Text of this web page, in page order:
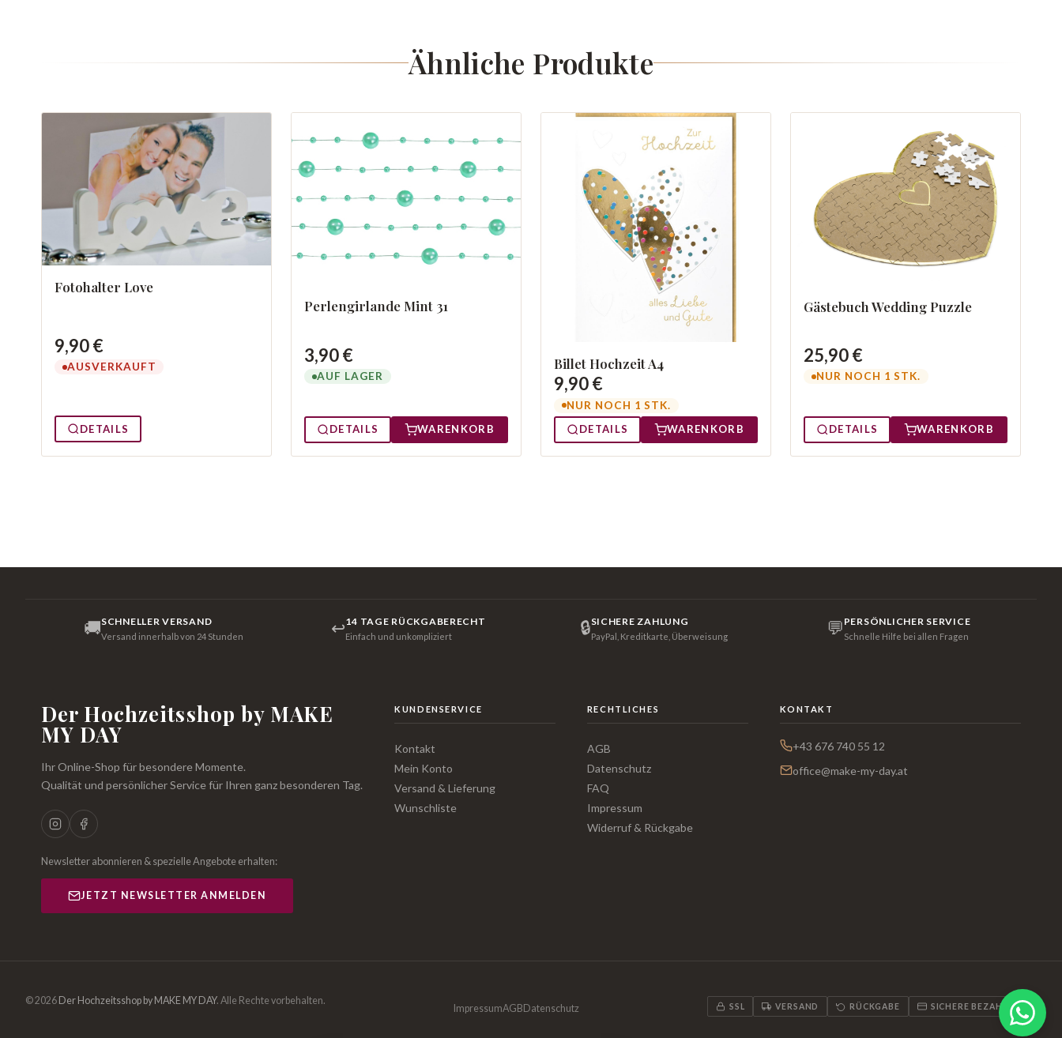
Ähnliche Produkte
Fotohalter Love
9,90 €
AUSVERKAUFT
DETAILS
Perlengirlande Mint 31
3,90 €
AUF LAGER
DETAILS WARENKORB
Billet Hochzeit A4
9,90 €
NUR NOCH 1 STK.
DETAILS
WARENKORB
Gästebuch Wedding Puzzle
25,90 €
NUR NOCH 1 STK.
DETAILS WARENKORB
🚚SCHNELLER VERSAND
Versand innerhalb von 24 Stunden ↩14 TAGE RÜCKGABERECHT
Einfach und unkompliziert 🔒SICHERE ZAHLUNG
PayPal, Kreditkarte, Überweisung 💬 PERSÖNLICHER SERVICE
Schnelle Hilfe bei allen Fragen
Der Hochzeitsshop by MAKE
MY DAY
Ihr Online-Shop für besondere Momente.
Qualität und persönlicher Service für Ihren ganz besonderen Tag.
Newsletter abonnieren & spezielle Angebote erhalten:
JETZT NEWSLETTER ANMELDEN
KUNDENSERVICE
Kontakt
Mein Konto
Versand & Lieferung
Wunschliste
RECHTLICHES
AGB
Datenschutz
FAQ
Impressum
Widerruf & Rückgabe
KONTAKT
+43 676 740 55 12
office@make-my-day.at
© 2026 Der Hochzeitsshop by MAKE MY DAY. Alle Rechte vorbehalten.
ImpressumAGBDatenschutz SSL VERSAND RÜCKGABE SICHERE BEZAHLUNG